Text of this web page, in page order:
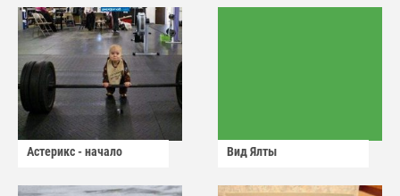
Астерикс - начало Вид Ялты